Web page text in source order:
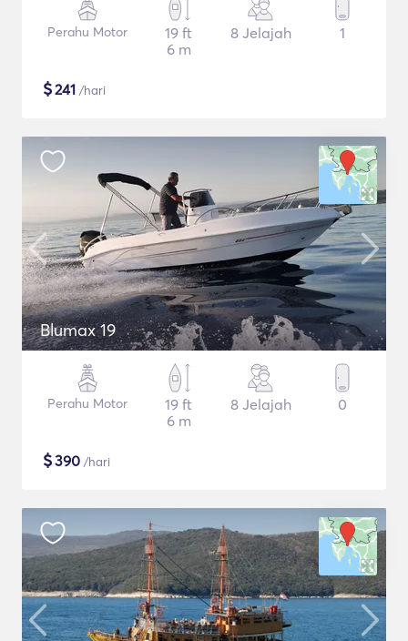
Perahu Motor
19 ft
6 m
8 Jelajah 1
$241 /hari
Blumax 19
Perahu Motor
19 ft
6 m
8 Jelajah 0
$390 /hari